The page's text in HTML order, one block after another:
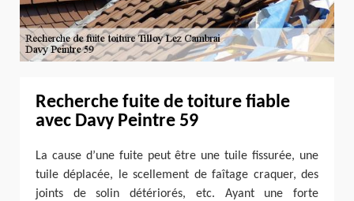
Recherche fuite de toiture fiable
avec Davy Peintre 59
La cause d’une fuite peut être une tuile fissurée, une
tuile déplacée, le scellement de faîtage craquer, des
joints de solin détériorés, etc. Ayant une forte